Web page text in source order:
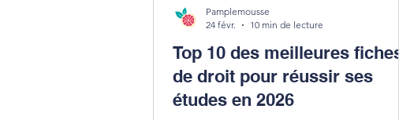
Top 10 des meilleures fiches
de droit pour réussir ses
études en 2026
Pamplemousse
24 févr.
10 min de lecture